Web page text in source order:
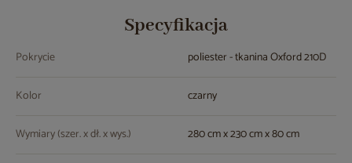
Specyfikacja
Pokrycie poliester - tkanina Oxford 210D
Kolor czarny
Wymiary (szer. x dł. x wys.) 280 cm x 230 cm x 80 cm